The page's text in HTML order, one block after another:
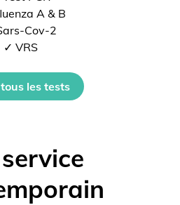
A & B
Cov-2
✓ VRS
les tests